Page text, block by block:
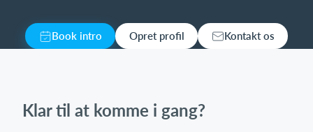
Book intro Opret profil Kontakt os
Klar til at komme i gang?